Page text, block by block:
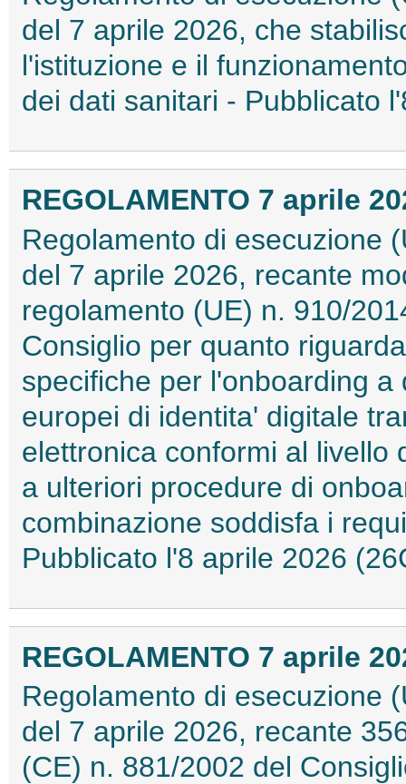
del 7 aprile 2026, che
l'istituzione e il
dei dati sanitari - Pubblicato
REGOLAMENTO 7 aprile
Regolamento di esecuzione
del 7 aprile 2026, recante
regolamento (UE) n. 910/
Consiglio per quanto
specifiche per l'onboarding
europei di identita' digitale
elettronica conformi al livello
a ulteriori procedure di
combinazione soddisfa i
Pubblicato l'8 aprile 2026
REGOLAMENTO 7 aprile
Regolamento di esecuzione
del 7 aprile 2026, recante
(CE) n. 881/2002 del